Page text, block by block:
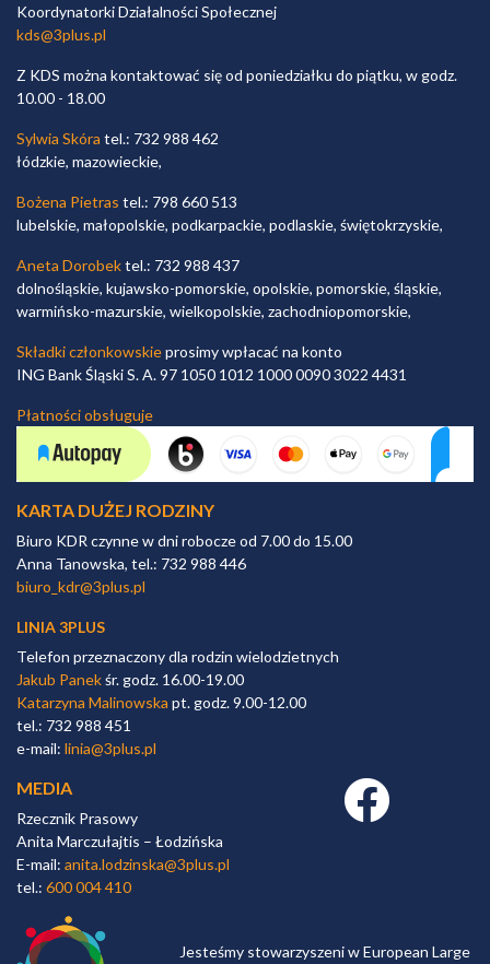
Koordynatorki Działalności Społecznej
kds@3plus.pl
Z KDS można kontaktować się od poniedziałku do piątku, w godz.
10.00 - 18.00
Sylwia Skóra tel.: 732 988 462
łódzkie, mazowieckie,
Bożena Pietras tel.: 798 660 513
lubelskie, małopolskie, podkarpackie, podlaskie, świętokrzyskie,
Aneta Dorobektel.: 732 988 437
dolnośląskie, kujawsko-pomorskie, opolskie, pomorskie, śląskie,
warmińsko-mazurskie, wielkopolskie, zachodniopomorskie,
Składki członkowskieprosimy wpłacać na konto
ING Bank Śląski S. A. 97 1050 1012 1000 0090 3022 4431
Płatności obsługuje
KARTA DUŻEJ RODZINY
Biuro KDR czynne w dni robocze od 7.00 do 15.00
Anna Tanowska, tel.: 732 988 446
biuro_kdr@3plus.pl
LINIA 3PLUS
Telefon przeznaczony dla rodzin wielodzietnych
Jakub Panekśr. godz. 16.00-19.00
Katarzyna Malinowska pt. godz. 9.00-12.00
tel.: 732 988 451
e-mail: linia@3plus.pl
MEDIA
Rzecznik Prasowy
Anita Marczułajtis – Łodzińska
E-mail: anita.lodzinska@3plus.pl
tel.: 600 004 410
Facebook link
Jesteśmy stowarzyszeni w European Large